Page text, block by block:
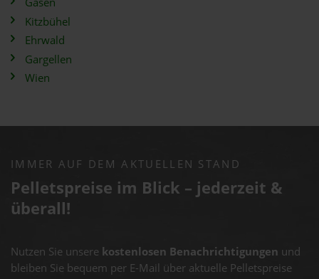
Kitzbühel
Ehrwald
Gargellen
Wien
IMMER AUF DEM AKTUELLEN STAND
Pelletspreise im Blick – jederzeit &
überall!
Nutzen Sie unsere kostenlosen Benachrichtigungen und
bleiben Sie bequem per E-Mail über aktuelle Pelletspreise